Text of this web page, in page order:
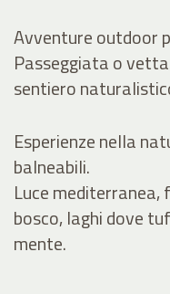
Avventure outdoor
Passeggiata o
sentiero
Esperienze nella
balneabili.
Luce
bosco, laghi dove
mente.